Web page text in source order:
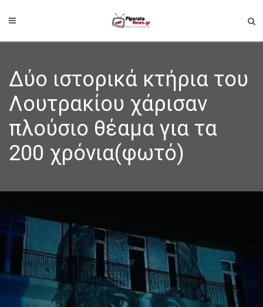
Δύο ιστορικά κτήρια του
Λουτρακίου χάρισαν
πλούσιο θέαμα για τα
200 χρόνια(φωτό)